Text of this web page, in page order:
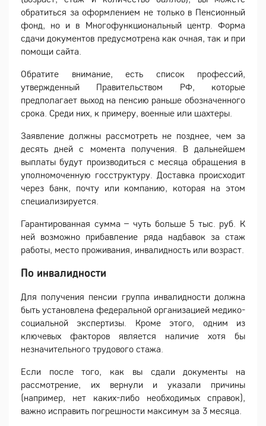
обратиться за оформлением не только в Пенсионный
фонд, но и в Многофункциональный центр. Форма
сдачи документов предусмотрена как очная, так и при
помощи сайта.
Обратите внимание, есть список профессий,
утвержденный Правительством РФ, которые
предполагает выход на пенсию раньше обозначенного
срока. Среди них, к примеру, военные или шахтеры.
Заявление должны рассмотреть не позднее, чем за
десять дней с момента получения. В дальнейшем
выплаты будут производиться с месяца обращения в
уполномоченную госструктуру. Доставка происходит
через банк, почту или компанию, которая на этом
специализируется.
Гарантированная сумма – чуть больше 5 тыс. руб. К
ней возможно прибавление ряда надбавок за стаж
работы, место проживания, инвалидность или возраст.
По инвалидности
Для получения пенсии группа инвалидности должна
быть установлена федеральной организацией медико-
социальной экспертизы. Кроме этого, одним из
ключевых факторов является наличие хотя бы
незначительного трудового стажа.
Если после того, как вы сдали документы на
рассмотрение, их вернули и указали причины
(например, нет каких-либо необходимых справок),
важно исправить погрешности максимум за 3 месяца.